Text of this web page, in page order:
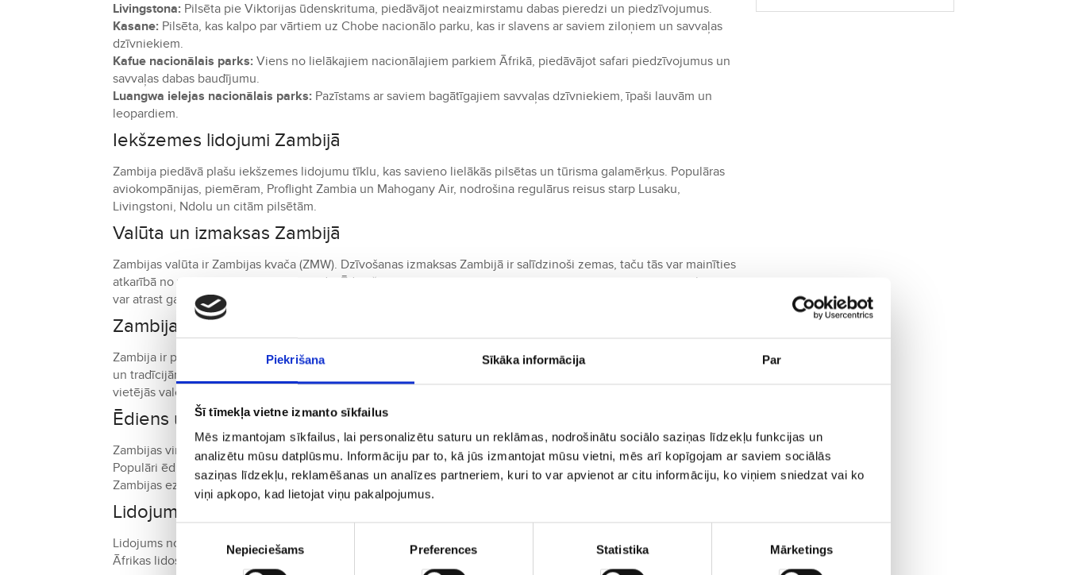
Piekrišana Sīkāka informācija Par
Šī tīmekļa vietne izmanto sīkfailus
Mēs izmantojam sīkfailus, lai personalizētu saturu un reklāmas, nodrošinātu sociālo saziņas līdzekļu funkcijas un
analizētu mūsu datplūsmu. Informāciju par to, kā jūs izmantojat mūsu vietni, mēs arī kopīgojam ar saviem sociālās
saziņas līdzekļu, reklamēšanas un analīzes partneriem, kuri to var apvienot ar citu informāciju, ko viņiem sniedzat vai ko
viņi apkopo, kad lietojat viņu pakalpojumus.
izvēle
Nepieciešams Preferences Statistika Mārketings
Livingstona: Pilsēta pie Viktorijas ūdenskrituma, piedāvājot neaizmirstamu dabas pieredzi un piedzīvojumus.
Kasane: Pilsēta, kas kalpo par vārtiem uz Chobe nacionālo parku, kas ir slavens ar saviem ziloņiem un savvaļas
dzīvniekiem.
Kafue nacionālais parks: Viens no lielākajiem nacionālajiem parkiem Āfrikā, piedāvājot safari piedzīvojumus un
savvaļas dabas baudījumu.
Luangwa ielejas nacionālais parks: Pazīstams ar saviem bagātīgajiem savvaļas dzīvniekiem, īpaši lauvām un
leopardiem.
Iekšzemes lidojumi Zambijā
Zambija piedāvā plašu iekšzemes lidojumu tīklu, kas savieno lielākās pilsētas un tūrisma galamērķus. Populāras
aviokompānijas, piemēram, Proflight Zambia un Mahogany Air, nodrošina regulārus reisus starp Lusaku,
Livingstoni, Ndolu un citām pilsētām.
Valūta un izmaksas Zambijā
Zambijas valūta ir Zambijas kvača (ZMW). Dzīvošanas izmaksas Zambijā ir salīdzinoši zemas, taču tās var mainīties
atkarībā no vietas un pakalpojuma veida. Ēdināšana un transports ir pieejami par saprātīgām cenām, un ceļotāji
var atrast gan budžeta, gan luksusa iespējas.
Zambijas kultūra un paražas
Zambija ir pazīstama ar savu viesmīlību un draudzīgajiem cilvēkiem. Vietējie iedzīvotāji ir lepni par savu kultūru
un tradīcijām, un viņi labprāt dalās ar tiem ar tūristiem. Oficiālā valoda ir angļu, taču tiek runāts arī daudzās
vietējās valodās. Ieteicams respektēt vietējās paražas un uzvedības normas.
Ēdiens un virtuve Zambijā
Zambijas virtuve ir vienkārša, bet garšīga, izmantojot vietējos produktus, piemēram, kukurūzu, rīsus un zivis.
Populāri ēdieni ietver
nshima (kukurūzas putra), ifisashi (dārzeņi ar zemesriekstu sviestu) un grilētu zivi no
Zambijas ezeriem. Vietējā virtuve ir pieejama daudzos restorānos un ielu tirgos.
Lidojuma ilgums no Rīgas uz Zambiju
Lidojums no Rīgas uz Lusaku parasti ilgst aptuveni 13 līdz 16 stundas, iekļaujot pārsēšanos lielākajās Eiropas vai
Āfrikas lidostās. Tiešie reisi uz Zambiju nav pieejami, tāpēc pārsēšanās ir nepieciešama.